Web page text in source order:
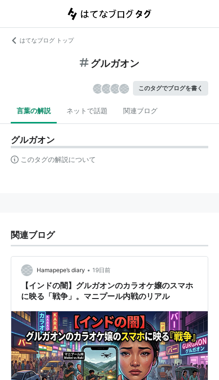
はてなブログ トップ
グルガオン
このタグでブログを書く
言葉の解説 ネットで話題 関連ブログ
グルガオン
このタグの解説について
関連ブログ
Hamapepe’s diary • 19日前
【インドの闇】グルガオンのカラオケ嬢のスマホ
に映る「戦争」。マニプール内戦のリアル